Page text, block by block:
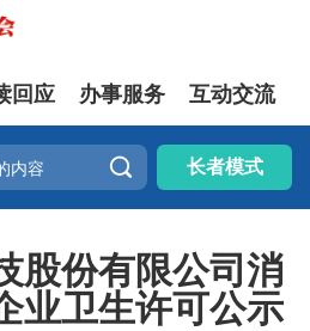
回应 办事服务 互动交流
 长者模式
股份有限公司消
业卫生许可公示